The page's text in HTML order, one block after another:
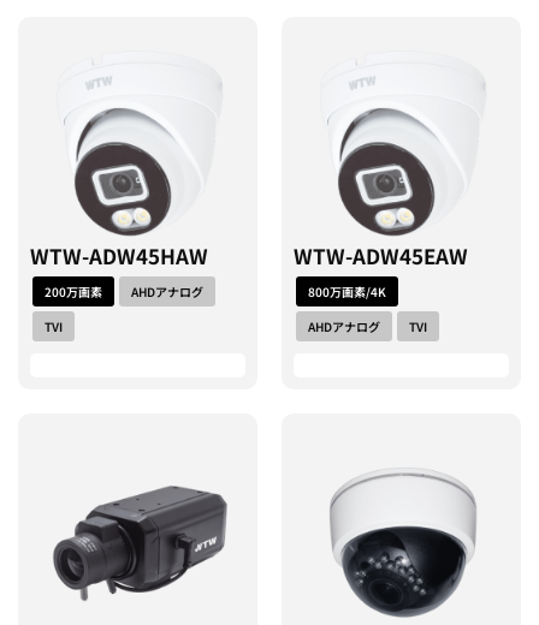
WTW-ADW45HAW
200万画素
AHDアナログ
TVI
WTW-ADW45EAW
800万画素/4K
AHDアナログ
TVI